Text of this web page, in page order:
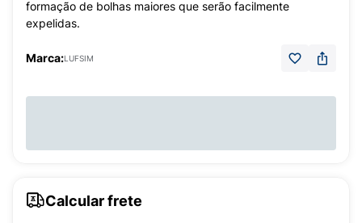
formação de bolhas maiores que serão facilmente
expelidas.
Marca:LUFSIM
Calcular frete